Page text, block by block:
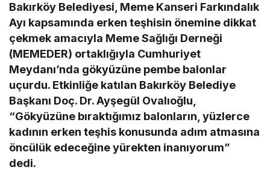
Bakırköy Belediyesi, Meme Kanseri Farkındalık
Ayı kapsamında erken teşhisin önemine dikkat
çekmek amacıyla Meme Sağlığı Derneği
(MEMEDER) ortaklığıyla Cumhuriyet
Meydanı’nda gökyüzüne pembe balonlar
uçurdu. Etkinliğe katılan Bakırköy Belediye
Başkanı Doç. Dr. Ayşegül Ovalıoğlu,
“Gökyüzüne bıraktığımız balonların, yüzlerce
kadının erken teşhis konusunda adım atmasına
öncülük edeceğine yürekten inanıyorum”
dedi.